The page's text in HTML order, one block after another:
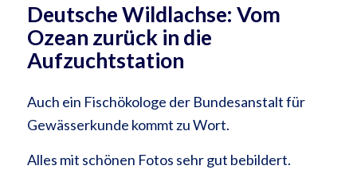
Deutsche Wildlachse: Vom
Ozean zurück in die
Aufzuchtstation
Auch ein Fischökologe der Bundesanstalt für
Gewässerkunde kommt zu Wort.
Alles mit schönen Fotos sehr gut bebildert.